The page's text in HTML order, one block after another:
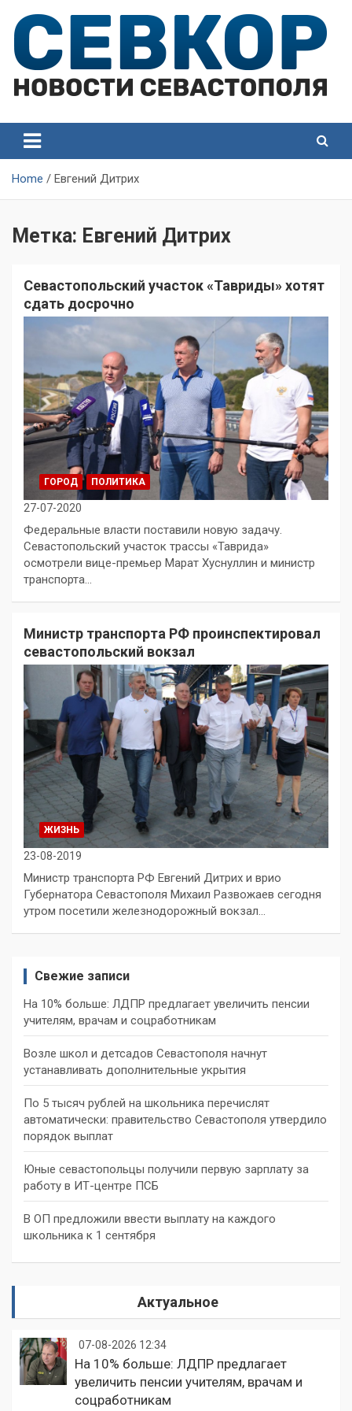
content
Севастополя
Севастополя
Home Евгений Дитрих
Метка: Евгений Дитрих
Севастопольский участок «Тавриды» хотят
сдать досрочно
ГОРОД ПОЛИТИКА
27-07-2020
Федеральные власти поставили новую задачу.
Севастопольский участок трассы «Таврида»
осмотрели вице-премьер Марат Хуснуллин и министр
транспорта…
Министр транспорта РФ проинспектировал
севастопольский вокзал
ЖИЗНЬ
23-08-2019
Министр транспорта РФ Евгений Дитрих и врио
Губернатора Севастополя Михаил Развожаев сегодня
утром посетили железнодорожный вокзал…
Свежие записи
На 10% больше: ЛДПР предлагает увеличить пенсии
учителям, врачам и соцработникам
Возле школ и детсадов Севастополя начнут
устанавливать дополнительные укрытия
По 5 тысяч рублей на школьника перечислят
автоматически: правительство Севастополя утвердило
порядок выплат
Юные севастопольцы получили первую зарплату за
работу в ИТ-центре ПСБ
В ОП предложили ввести выплату на каждого
школьника к 1 сентября
Актуальное
07-08-2026 12:34
На 10% больше: ЛДПР предлагает
увеличить пенсии учителям, врачам и
соцработникам